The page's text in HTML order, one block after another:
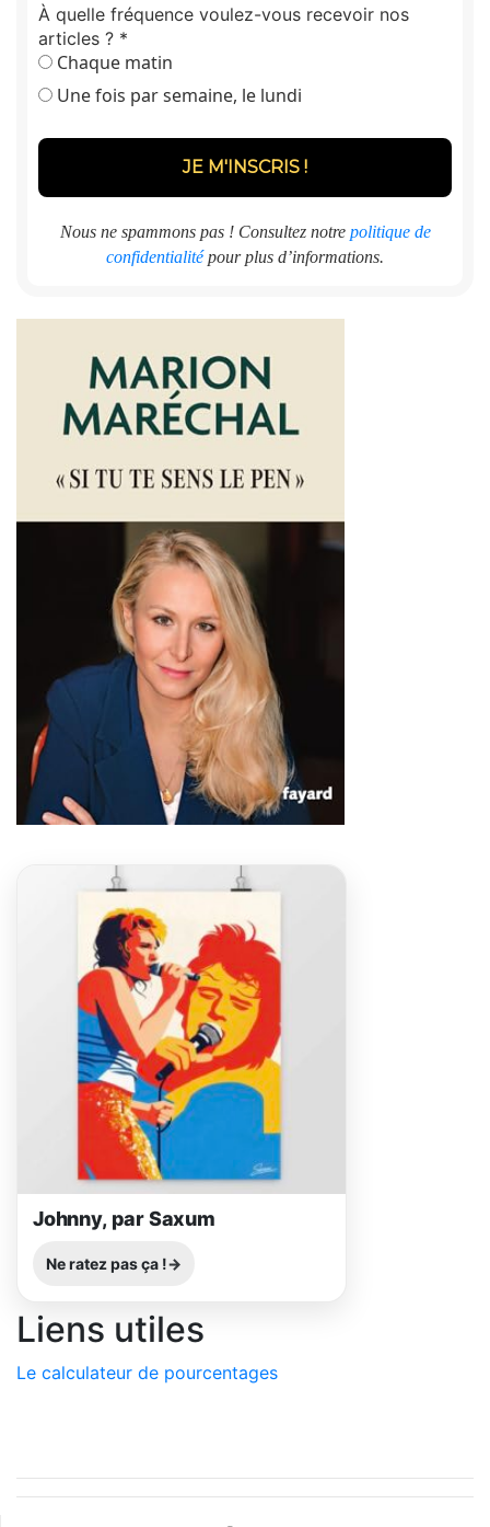
À quelle fréquence voulez-vous recevoir nos
articles ? *
Chaque matin
Une fois par semaine, le lundi
Nous ne spammons pas ! Consultez notre politique de
confidentialitépour plus d’informations.
Johnny, par Saxum
Ne ratez pas ça !
Liens utiles
Le calculateur de pourcentages